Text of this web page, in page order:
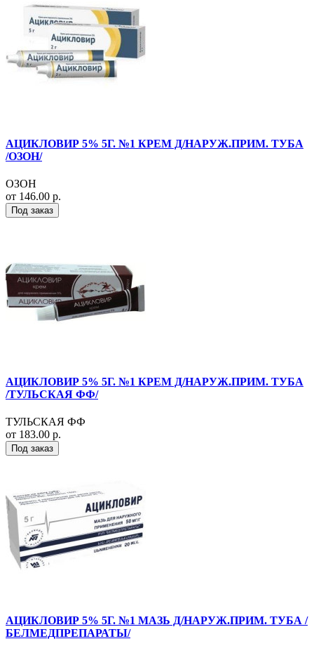
АЦИКЛОВИР 5% 5Г. №1 КРЕМ Д/НАРУЖ.ПРИМ. ТУБА
/ОЗОН/
ОЗОН
от 146.00 р.
Под заказ
АЦИКЛОВИР 5% 5Г. №1 КРЕМ Д/НАРУЖ.ПРИМ. ТУБА
/ТУЛЬСКАЯ ФФ/
ТУЛЬСКАЯ ФФ
от 183.00 р.
Под заказ
АЦИКЛОВИР 5% 5Г. №1 МАЗЬ Д/НАРУЖ.ПРИМ. ТУБА /
БЕЛМЕДПРЕПАРАТЫ/